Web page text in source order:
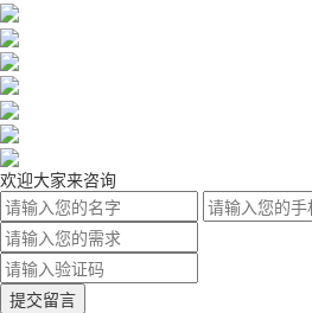
欢迎大家来咨询
提交留言